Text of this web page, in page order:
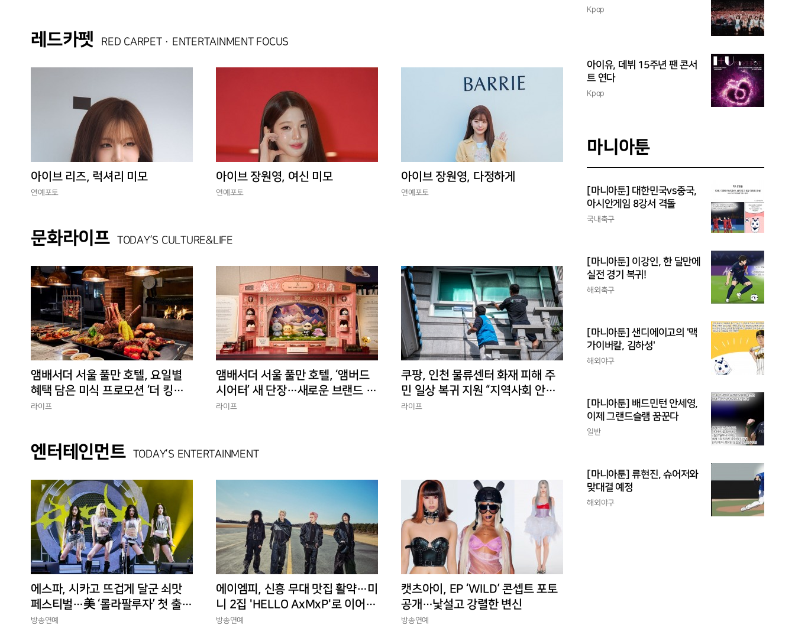
레드카펫 RED CARPET · ENTERTAINMENT FOCUS
아이브 리즈, 럭셔리 미모
연예포토
아이브 장원영, 여신 미모
연예포토
아이브 장원영, 다정하게
연예포토
문화라이프 TODAY’S CULTURE&LIFE
앰배서더 서울 풀만 호텔, 요일별
혜택 담은 미식 프로모션 ‘더 킹스 :
다이닝 프리빌리지즈’ 선봬
라이프
앰배서더 서울 풀만 호텔, ‘앰버드
시어터’ 새 단장…새로운 브랜드 경
험 선사
라이프
쿠팡, 인천 물류센터 화재 피해 주
민 일상 복귀 지원 “지역사회 안정
에 총력”
라이프
엔터테인먼트 TODAY’S ENTERTAINMENT
에스파, 시카고 뜨겁게 달군 쇠맛
페스티벌…美 ‘롤라팔루자’ 첫 출격
부터 증명한 존재감
방송연예
에이엠피, 신흥 무대 맛집 활약…미
니 2집 'HELLO AxMxP'로 이어갈
상승세
방송연예
캣츠아이, EP ‘WILD’ 콘셉트 포토
공개…낯설고 강렬한 변신
방송연예
Kpop
아이유, 데뷔 15주년 팬 콘서
트 연다
Kpop
마니아툰
[마니아툰] 대한민국vs중국,
아시안게임 8강서 격돌
국내축구
[마니아툰] 이강인, 한 달만에
실전 경기 복귀!
해외축구
[마니아툰] 샌디에이고의 '맥
가이버칼, 김하성'
해외야구
[마니아툰] 배드민턴 안세영,
이제 그랜드슬램 꿈꾼다
일반
[마니아툰] 류현진, 슈어저와
맞대결 예정
해외야구